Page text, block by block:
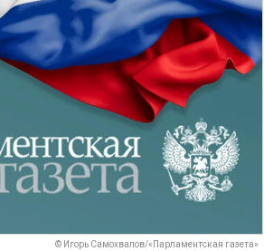
© Игорь Самохвалов/«Парламентская газета»